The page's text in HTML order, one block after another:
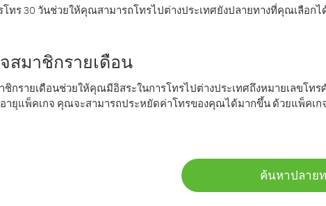
โทร 30 วันช่วยให้คุณสามารถโทรไปต่างประเทศยังปลายทางที่คุณเลือก
สมาชิกรายเดือน
ชิกรายเดือนช่วยให้คุณมีอิสระในการโทรไปต่างประเทศถึงหมายเลขโ
ายุแพ็คเกจ คุณจะสามารถประหยัดค่าโทรของคุณได้มากขึ้น ด้วยแพ็คเก
ค้นหาปลาย